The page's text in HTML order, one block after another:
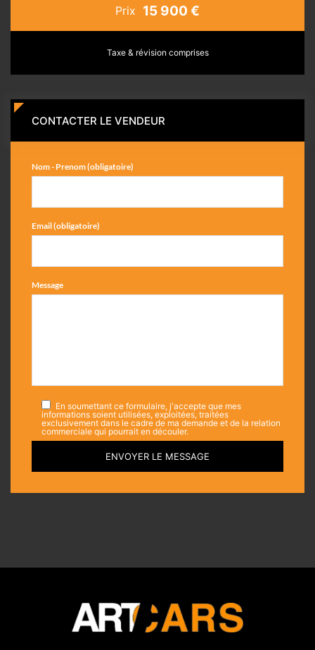
Prix 15 900 €
Taxe & révision comprises
CONTACTER LE VENDEUR
Nom - Prenom (obligatoire)
Email (obligatoire)
Message
En soumettant ce formulaire, j'accepte que mes
informations soient utilisées, exploitées, traitées
exclusivement dans le cadre de ma demande et de la relation
commerciale qui pourrait en découler.
ENVOYER LE MESSAGE